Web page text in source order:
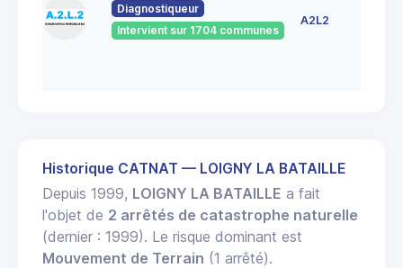
Diagnostiqueur
Intervient sur 1704 communes
A2L2
Historique CATNAT — LOIGNY LA BATAILLE
Depuis 1999, LOIGNY LA BATAILLE a fait
l'objet de 2 arrêtés de catastrophe naturelle
(dernier : 1999). Le risque dominant est
Mouvement de Terrain (1 arrêté).